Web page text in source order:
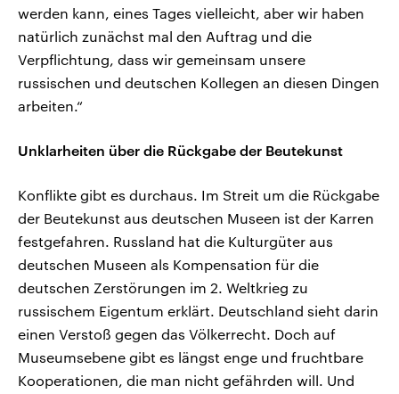
werden kann, eines Tages vielleicht, aber wir haben
natürlich zunächst mal den Auftrag und die
Verpflichtung, dass wir gemeinsam unsere
russischen und deutschen Kollegen an diesen Dingen
arbeiten.“
Unklarheiten über die Rückgabe der Beutekunst
Konflikte gibt es durchaus. Im Streit um die Rückgabe
der Beutekunst aus deutschen Museen ist der Karren
festgefahren. Russland hat die Kulturgüter aus
deutschen Museen als Kompensation für die
deutschen Zerstörungen im 2. Weltkrieg zu
russischem Eigentum erklärt. Deutschland sieht darin
einen Verstoß gegen das Völkerrecht. Doch auf
Museumsebene gibt es längst enge und fruchtbare
Kooperationen, die man nicht gefährden will. Und